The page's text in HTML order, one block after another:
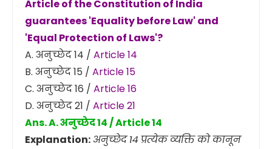
Article of the Constitution of India
guarantees 'Equality before Law' and
'Equal Protection of Laws'?
A. अनुच्छेद 14 / Article 14
B. अनुच्छेद 15 / Article 15
C. अनुच्छेद 16 / Article 16
D. अनुच्छेद 21 / Article 21
Ans. A. अनुच्छेद 14 / Article 14
Explanation:अनुच्छेद 14 प्रत्येक व्यक्ति को कानून